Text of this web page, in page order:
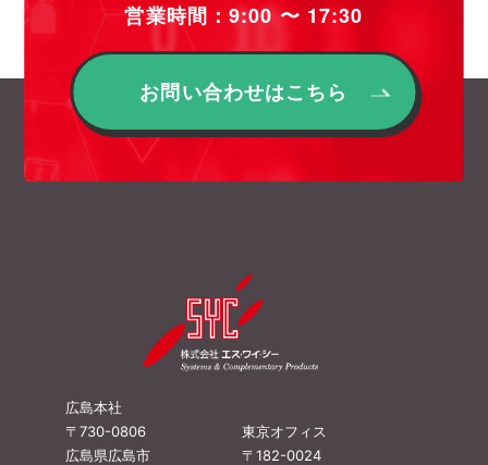
営業時間：9:00 〜 17:30
お問い合わせはこちら
広島本社
〒730-0806
広島県広島市
東京オフィス
〒182-0024